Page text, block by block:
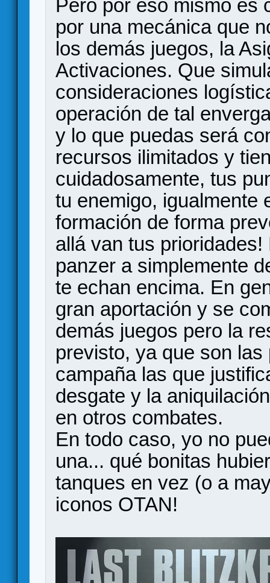
Pero por eso mismo es
por una mecánica que
los demás juegos, la
Activaciones. Que
consideraciones
operación de tal
y lo que puedas será
recursos ilimitados y
cuidadosamente, tus
tu enemigo, igualmente
formación de forma
allá van tus
panzer a simplemente
te echan encima. En
gran aportación y se
demás juegos pero la
previsto, ya que son
campaña las que
desgate y la
en otros combates.
En todo caso, yo no
una... qué bonitas
tanques en vez (o a
iconos OTAN!